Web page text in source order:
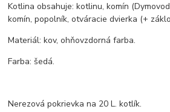
Kotlina obsahuje: kotlinu, komín
komín, popolník, otváracie dvierka (+
Materiál: kov, ohňovzdorná farba.
Farba: šedá.
Nerezová pokrievka na 20 L. kotlík.